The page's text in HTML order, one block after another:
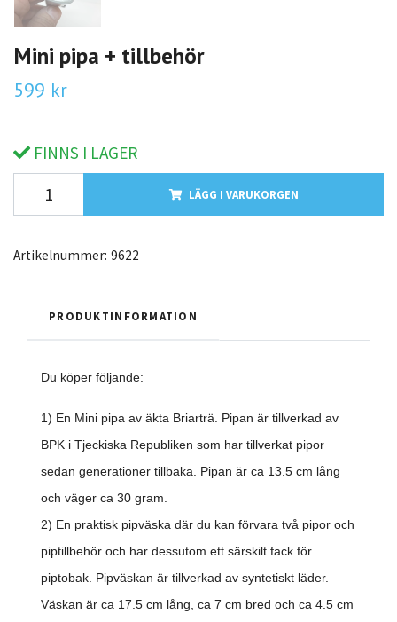
Mini pipa + tillbehör
599 kr
FINNS I LAGER
LÄGG I VARUKORGEN
Artikelnummer: 9622
PRODUKTINFORMATION
Du köper följande:
1) En Mini pipa av äkta Briarträ. Pipan är tillverkad av
BPK i Tjeckiska Republiken som har tillverkat pipor
sedan generationer tillbaka. Pipan är ca 13.5 cm lång
och väger ca 30 gram.
2) En praktisk pipväska där du kan förvara två pipor och
piptillbehör och har dessutom ett särskilt fack för
piptobak. Pipväskan är tillverkad av syntetiskt läder.
Väskan är ca 17.5 cm lång, ca 7 cm bred och ca 4.5 cm